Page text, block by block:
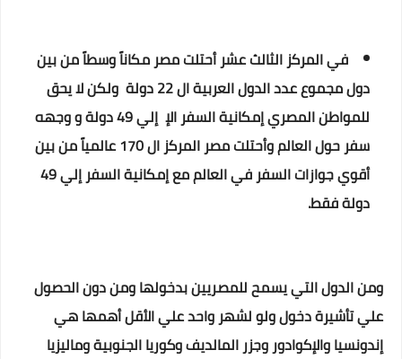
في المركز الثالث عشر أحتلت مصر مكاناً وسطاً من بين
دول مجموع عدد الدول العربية ال 22 دولة ولكن لا يحق
للمواطن المصري إمكانية السفر الإ إلي 49 دولة و وجهه
سفر حول العالم وأحتلت مصر المركز ال 170 عالمياً من بين
أقوي جوازات السفر في العالم مع إمكانية السفر إلي 49
دولة فقط.
ومن الدول التي يسمح للمصريين بدخولها ومن دون الحصول
علي تأشيرة دخول ولو لشهر واحد علي الأقل أهمها هي
إندونسيا والإكوادور وجزر المالديف وكوريا الجنوبية وماليزيا